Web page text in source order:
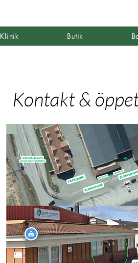
Klinik Butik
Kontakt &